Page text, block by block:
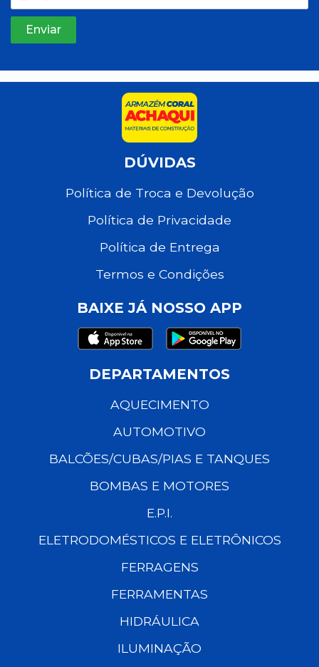
DÚVIDAS
Política de Troca e Devolução
Política de Privacidade
Política de Entrega
Termos e Condições
BAIXE JÁ NOSSO APP
DEPARTAMENTOS
AQUECIMENTO
AUTOMOTIVO
BALCÕES/CUBAS/PIAS E TANQUES
BOMBAS E MOTORES
E.P.I.
ELETRODOMÉSTICOS E ELETRÔNICOS
FERRAGENS
FERRAMENTAS
HIDRÁULICA
ILUMINAÇÃO